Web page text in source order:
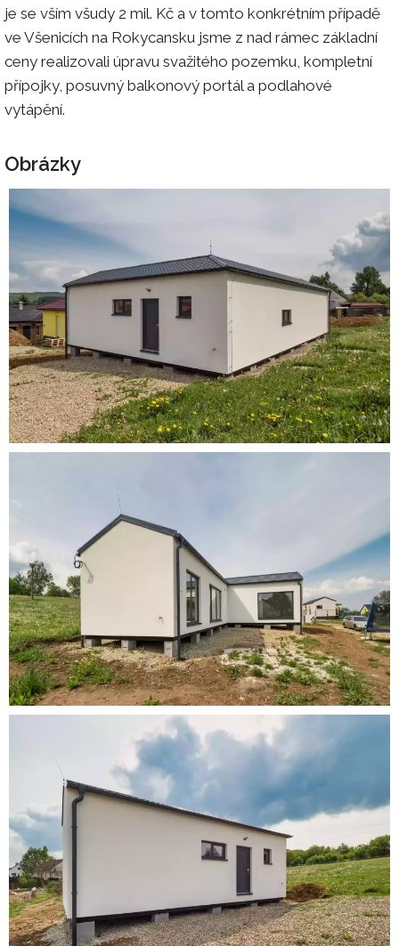
je se vším všudy 2 mil. Kč a v tomto konkrétním případě
ve Všenicích na Rokycansku jsme z nad rámec základní
ceny realizovali úpravu svažitého pozemku, kompletní
přípojky, posuvný balkonový portál a podlahové
vytápění.
Obrázky